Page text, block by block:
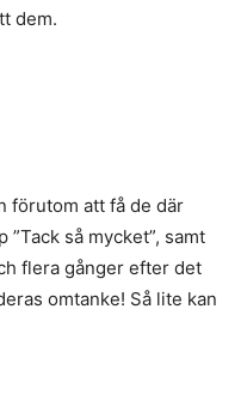
dem.
förutom att få de där
så mycket”, samt
flera gånger efter det
omtanke! Så lite kan